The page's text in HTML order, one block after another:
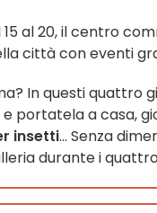
15 al 20, il centro
città con eventi
In questi
e portatela a casa,
insetti... Senza
durante i